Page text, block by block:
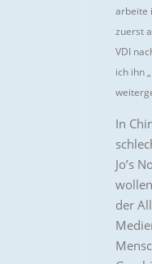
arbeite
zuerst
VDI
ich ihn
In
Jo’s
der